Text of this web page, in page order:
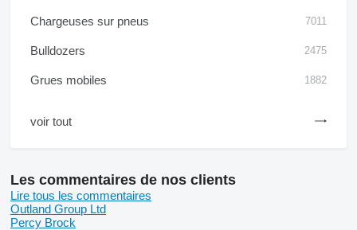
Chargeuses sur pneus 7011
Bulldozers 2475
Grues mobiles 1882
voir tout
Les commentaires de nos clients
Lire tous les commentaires
Outland Group Ltd
Percy Brock